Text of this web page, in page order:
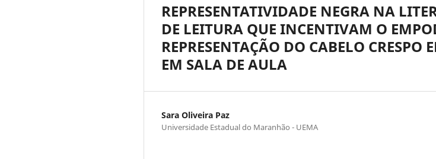
REPRESENTATIVIDADE NEGRA NA
DE LEITURA QUE INCENTIVAM O
REPRESENTAÇÃO DO CABELO
EM SALA DE AULA
Sara Oliveira Paz
Universidade Estadual do Maranhão - UEMA